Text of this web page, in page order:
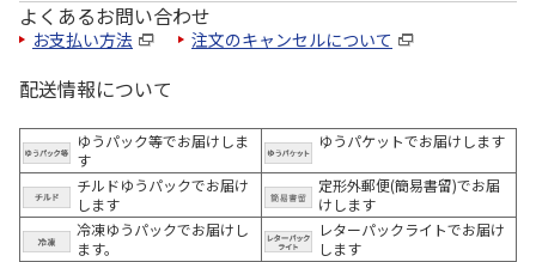
よくあるお問い合わせ
お支払い方法 注文のキャンセルについて
配送情報について
ゆうパック等でお届けしま
す
ゆうパケットでお届けします
チルドゆうパックでお届け
します
定形外郵便(簡易書留)でお届
けします
冷凍ゆうパックでお届けし
ます。
レターパックライトでお届け
します